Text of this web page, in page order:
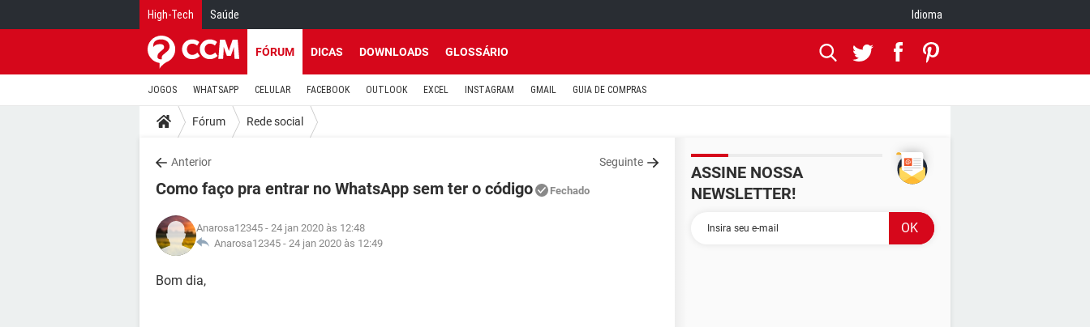
High-Tech Saúde Idioma
FÓRUM DICAS DOWNLOADS GLOSSÁRIO
JOGOS WHATSAPP CELULAR FACEBOOK OUTLOOK EXCEL INSTAGRAM GMAIL GUIA DE COMPRAS
Fórum Rede social
Anterior Seguinte
Como faço pra entrar no WhatsApp sem ter o código Fechado
Anarosa12345 - 24 jan 2020 às 12:48
Anarosa12345 - 24 jan 2020 às 12:49
Bom dia,
ASSINE NOSSA
NEWSLETTER!